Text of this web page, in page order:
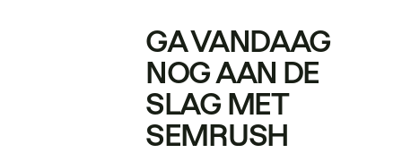
GA VANDAAG
NOG AAN DE
SLAG MET
SEMRUSH